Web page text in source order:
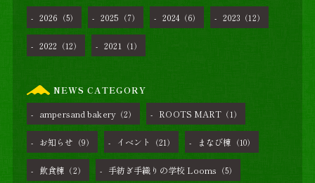
2026 （5） 2025 （7） 2024 （6） 2023 （12）
2022 （12） 2021 （1）
NEWS CATEGORY
ampersand bakery（2） ROOTS MART （1）
お知らせ （9） イベント （21） まなび棟 （10）
飲食棟 （2） 手紡ぎ手織りの学校 Looms （5）